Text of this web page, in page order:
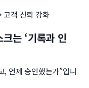
고객 신뢰 강화
는 ‘기록과 인
, 언제 승인했는가”입니